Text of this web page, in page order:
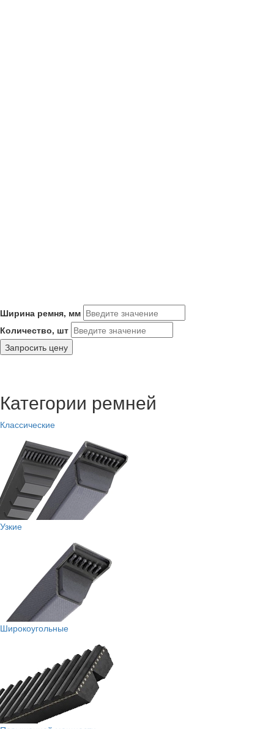
Ширина ремня, мм
Количество, шт
Запросить цену
Категории ремней
Классические
Узкие
Широкоугольные